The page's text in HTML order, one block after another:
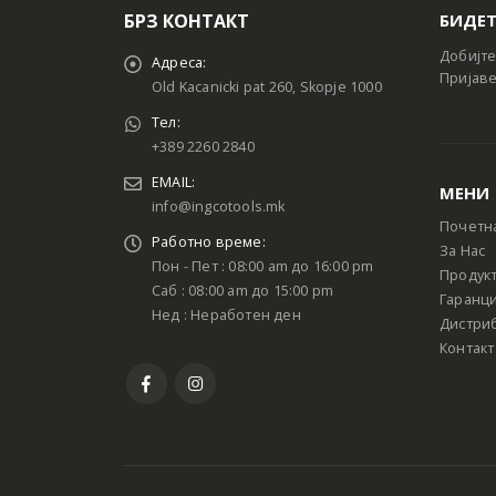
БРЗ КОНТАКТ
Адреса:
Old Kacanicki pat 260, Skopje 1000
Тел:
+389 2260 2840
EMAIL:
info@ingcotools.mk
Работно време:
Пон - Пет : 08:00 am до 16:00 pm
Саб : 08:00 am до 15:00 pm
Нед : Неработен ден
МЕНИ
За Нас
Контакт